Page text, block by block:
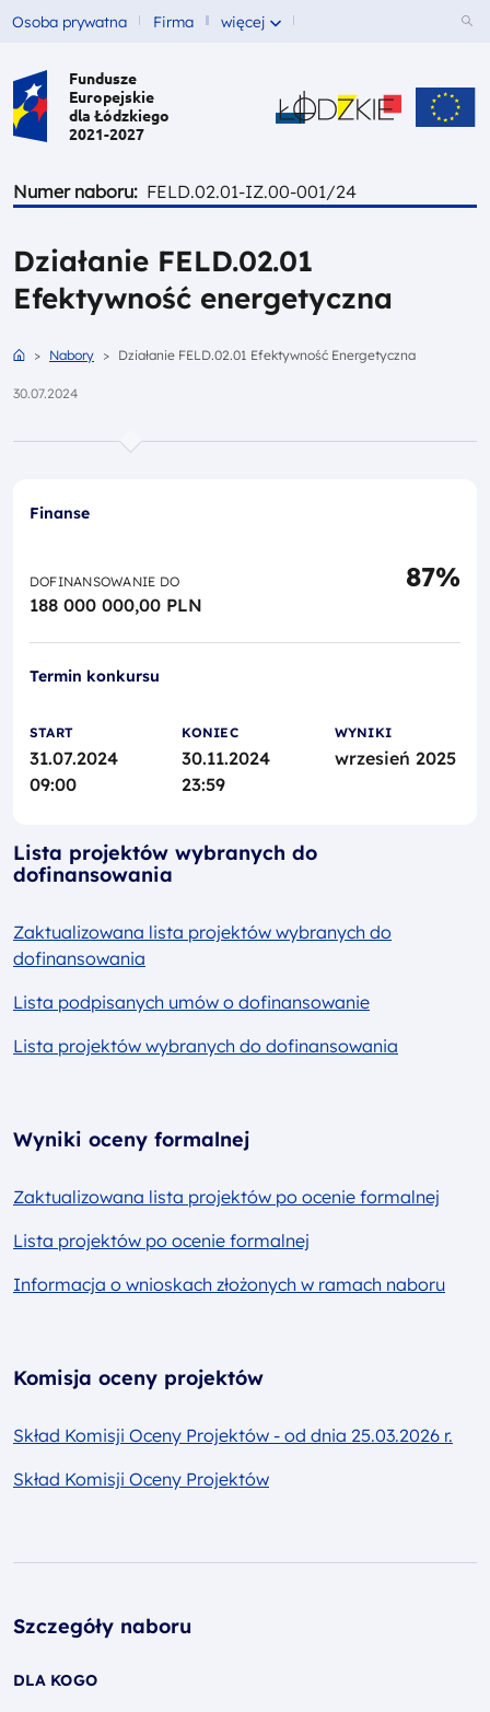
Przejdź do treści
Menu top left
Osoba prywatna Firma więcej
Fundusze
Europejskie
dla Łódzkiego
2021-2027
Główna nawigacja
Numer naboru FELD.02.01-IZ.00-001/24
Działanie FELD.02.01
Efektywność energetyczna
Ścieżka nawigacyjna
Strona Główna
Nabory Działanie FELD.02.01 Efektywność Energetyczna
Data publikacji
30.07.2024
Lista projektów wybranych do
dofinansowania
Zaktualizowana lista projektów wybranych do
dofinansowania
Lista podpisanych umów o dofinansowanie
Lista projektów wybranych do dofinansowania
Wyniki oceny formalnej
Zaktualizowana lista projektów po ocenie formalnej
Lista projektów po ocenie formalnej
Informacja o wnioskach złożonych w ramach naboru
Komisja oceny projektów
Skład Komisji Oceny Projektów - od dnia 25.03.2026 r.
Skład Komisji Oceny Projektów
Szczegóły naboru
DLA KOGO
Finanse
DOFINANSOWANIE DO 87%
188 000 000,00 PLN
Termin konkursu
START
31.07.2024
09:00
KONIEC
30.11.2024
23:59
WYNIKI
wrzesień 2025